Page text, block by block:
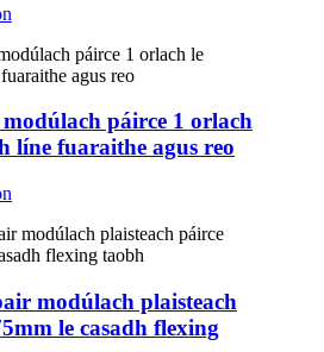
páirce 1 orlach
líne fuaraithe agus reo
modúlach plaisteach
le casadh flexing